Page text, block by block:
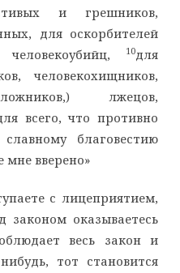
и грешников,
для оскорбителей
10для
человекохищников,
лжецов,
всего, что противно
благовестию
мне вверено»
с лицеприятием,
законом оказываетесь
весь закон и
тот становится